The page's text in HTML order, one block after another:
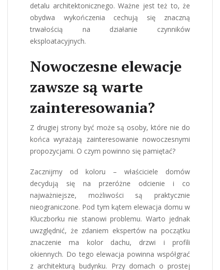
detalu architektonicznego. Ważne jest też to, że
obydwa wykończenia cechują się znaczną
trwałością na działanie czynników
eksploatacyjnych.
Nowoczesne elewacje
zawsze są warte
zainteresowania?
Z drugiej strony być może są osoby, które nie do
końca wyrażają zainteresowanie nowoczesnymi
propozycjami. O czym powinno się pamiętać?
Zacznijmy od koloru – właściciele domów
decydują się na przeróżne odcienie i co
najważniejsze, możliwości są praktycznie
nieograniczone. Pod tym kątem elewacja domu w
Kluczborku nie stanowi problemu. Warto jednak
uwzględnić, że zdaniem ekspertów na początku
znaczenie ma kolor dachu, drzwi i profili
okiennych. Do tego elewacja powinna współgrać
z architekturą budynku. Przy domach o prostej